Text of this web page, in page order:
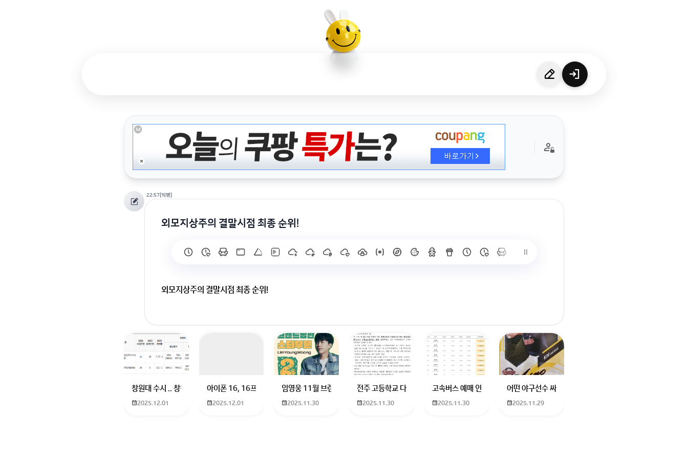
22:57[익명]
외모지상주의 결말시점 최종 순위!
외모지상주의 결말시점 최종 순위!
창원대 수시 .. 창원대를 목표로 하고 있는 09년생입니다 지금 제 내신이 5등급제 기준으로
2025.12.01
아이폰 16, 16프로 케이스 호환 가능한가요? 16을 쓰고 있는데 일반형은 케이스가 많이 없고 프로형은 많아서
2025.12.01
임영웅 11월 브랜드평판 순위 알고싶어요 임영웅 11월 브랜드평판에서 스타부문에서의 임영웅 순위 알고싶어요
2025.11.30
전주 고등학교 다자녀 제가 2027학년도 고등학교 입학생인데요 지망하는 학교가 전주 한일고인데 1. 다자녀
2025.11.30
고속버스 예매 인천공항에서 대전으로 가는 버스를 이용하려하는데 버스 노선이 인천
2025.11.30
어떤 야구선수 싸인일까요? 제가 옛날에 롯데 자이언츠 선수
2025.11.29